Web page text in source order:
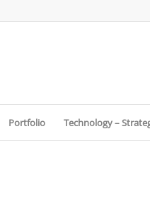
Portfolio Technology –